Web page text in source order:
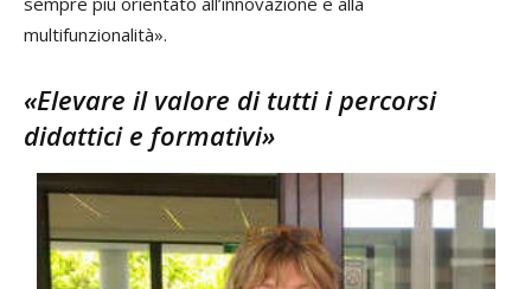
multifunzionalità».
«Elevare il valore di tutti i percorsi
didattici e formativi»